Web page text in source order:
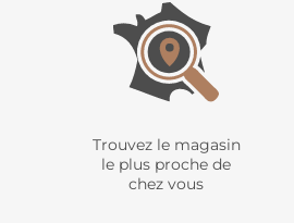
Trouvez le magasin
le plus proche de
chez vous